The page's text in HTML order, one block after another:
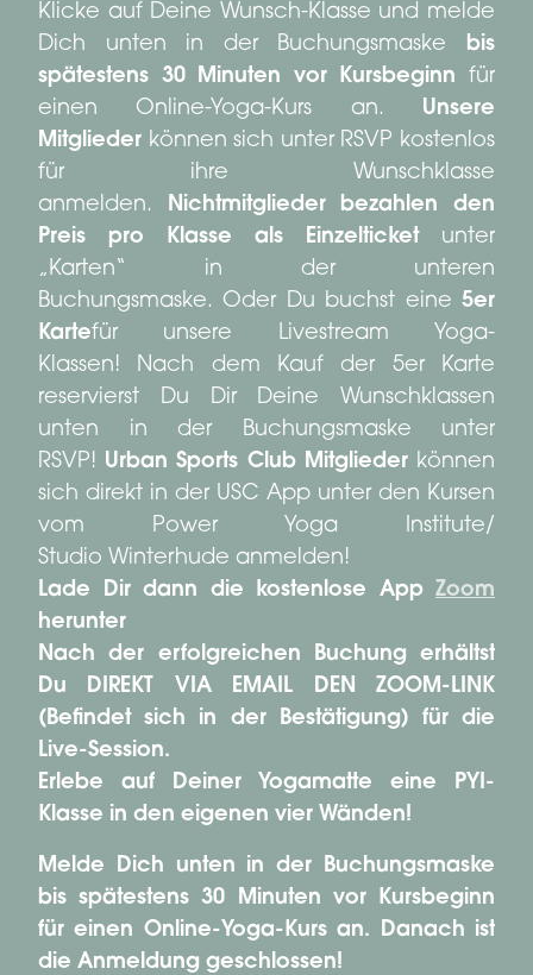
Klicke auf Deine Wunsch-Klasse und melde
Dich unten in der Buchungsmaske bis
spätestens 30 Minuten vor Kursbeginn für
einen Online-Yoga-Kurs an. Unsere
Mitglieder können sich unter RSVP kostenlos
für ihre Wunschklasse
anmelden. Nichtmitglieder bezahlen den
Preis pro Klasse als Einzelticket unter
„Karten“ in der unteren
Buchungsmaske. Oder Du buchst eine 5er
Kartefür unsere Livestream Yoga-
Klassen! Nach dem Kauf der 5er Karte
reservierst Du Dir Deine Wunschklassen
unten in der Buchungsmaske unter
RSVP! Urban Sports Club Mitglieder können
sich direkt in der USC App unter den Kursen
vom Power Yoga Institute/
Studio Winterhude anmelden!
Lade Dir dann die kostenlose App Zoom
herunter
Nach der erfolgreichen Buchung erhältst
Du DIREKT VIA EMAIL DEN ZOOM-LINK
(Befindet sich in der Bestätigung) für die
Live-Session.
Erlebe auf Deiner Yogamatte eine PYI-
Klasse in den eigenen vier Wänden!
Melde Dich unten in der Buchungsmaske
bis spätestens 30 Minuten vor Kursbeginn
für einen Online-Yoga-Kurs an. Danach ist
die Anmeldung geschlossen!